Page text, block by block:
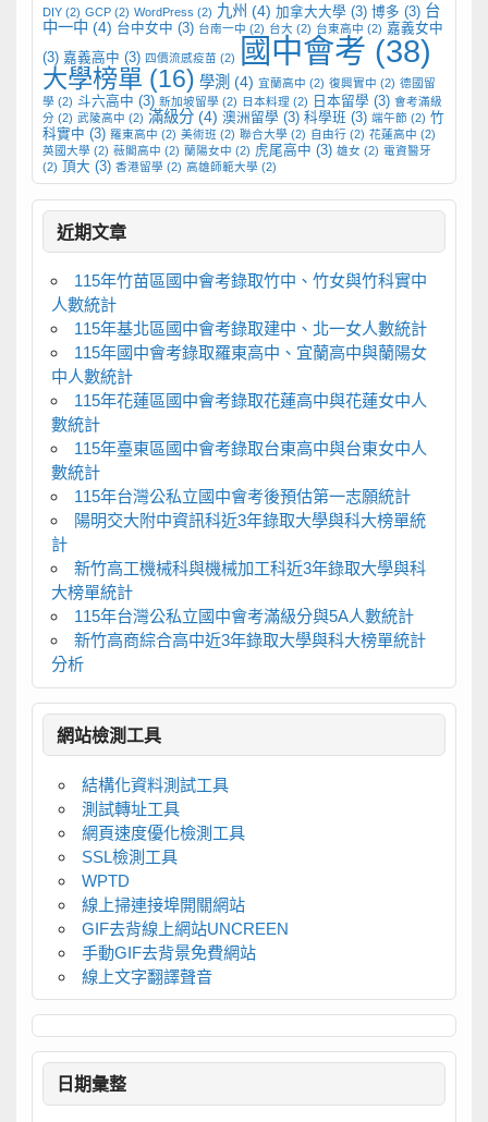
DIY(2) GCP(2) WordPress (2) 九州 (4) 加拿大大學 (3) 博多 (3) 台
中一中 (4) 台中女中 (3) 台南一中 (2) 台大 (2) 台東高中 (2) 嘉義女中
(3) 嘉義高中 (3) 四價流感疫苗 (2) 國中會考 (38)
大學榜單 (16) 學測 (4) 宜蘭高中 (2) 復興實中 (2) 德國留
學 (2) 斗六高中 (3) 新加坡留學 (2) 日本料理 (2) 日本留學 (3) 會考滿級
分(2) 武陵高中 (2) 滿級分(4) 澳洲留學 (3) 科學班 (3) 端午節(2) 竹
科實中 (3) 羅東高中 (2) 美術班 (2) 聯合大學 (2) 自由行(2) 花蓮高中 (2)
英國大學 (2) 薇閣高中 (2) 蘭陽女中 (2) 虎尾高中 (3) 雄女 (2) 電資醫牙
(2)
頂大 (3) 香港留學 (2) 高雄師範大學 (2)
近期文章
115年竹苗區國中會考錄取竹中、竹女與竹科實中
人數統計
115年基北區國中會考錄取建中、北一女人數統計
115年國中會考錄取羅東高中、宜蘭高中與蘭陽女
中人數統計
115年花蓮區國中會考錄取花蓮高中與花蓮女中人
數統計
115年臺東區國中會考錄取台東高中與台東女中人
數統計
115年台灣公私立國中會考後預估第一志願統計
陽明交大附中資訊科近3年錄取大學與科大榜單統
計
新竹高工機械科與機械加工科近3年錄取大學與科
大榜單統計
115年台灣公私立國中會考滿級分與5A人數統計
新竹高商綜合高中近3年錄取大學與科大榜單統計
分析
網站檢測工具
結構化資料測試工具
測試轉址工具
網頁速度優化檢測工具
SSL檢測工具
WPTD
線上掃連接埠開關網站
GIF去背線上網站UNCREEN
手動GIF去背景免費網站
線上文字翻譯聲音
日期彙整